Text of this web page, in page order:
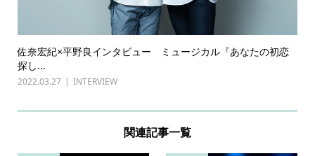
佐奈宏紀×平野良インタビュー ミュージカル『あなたの初恋
探し...
2022.03.27 INTERVIEW
関連記事一覧